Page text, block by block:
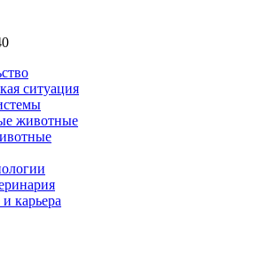
ситуация
животные
карьера